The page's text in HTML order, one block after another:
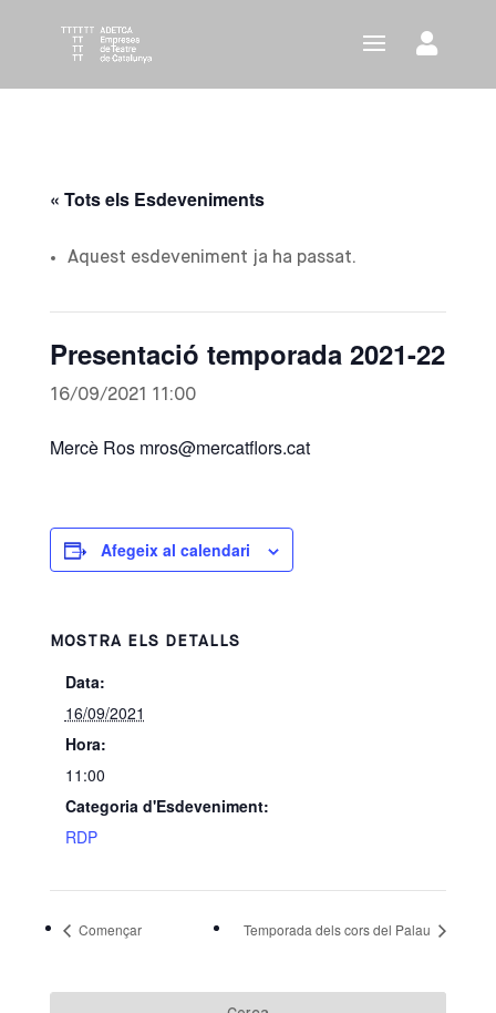
« Tots els Esdeveniments
Aquest esdeveniment ja ha passat.
Presentació temporada 2021-22
16/09/2021 11:00
Mercè Ros mros@mercatflors.cat
Afegeix al calendari
MOSTRA ELS DETALLS
Data:
16/09/2021
Hora:
11:00
Categoria d'Esdeveniment:
RDP
Començar Temporada dels cors del Palau